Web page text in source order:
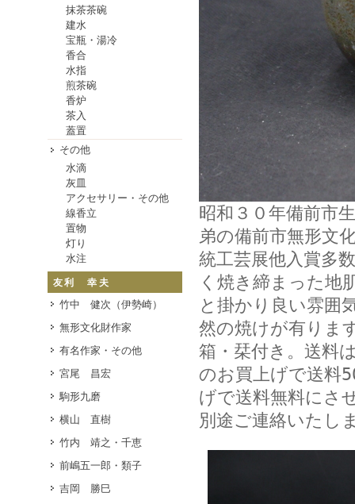
抹茶茶碗
建水
宝瓶・湯冷
香合
水指
煎茶碗
香炉
茶入
蓋置
その他
水滴
灰皿
アクセサリー・その他
線香立
置物
灯り
水注
友利 幸夫
竹中 健次（伊勢崎）
無形文化財作家
有名作家・その他
宮尾 昌宏
駒形九磨
横山 直樹
竹内 靖之・千恵
前嶋五一郎・類子
吉岡 勝巳
昭和３０年備前市
弟の備前市無形文
統工芸展他入賞多
く焼き締まった地
と掛かり良い雰囲
然の焼けが有りま
箱・栞付き。送料
のお買上げで送料
げで送料無料にさ
別途ご連絡いたし